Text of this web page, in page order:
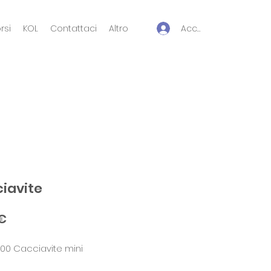
KOL Contattaci Altro Accedi
Cacciavite mini